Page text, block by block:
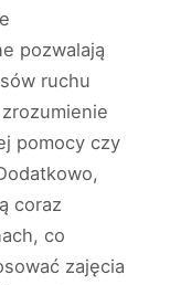
pozwalają
ruchu
pomocy czy
coraz
co
zajęcia